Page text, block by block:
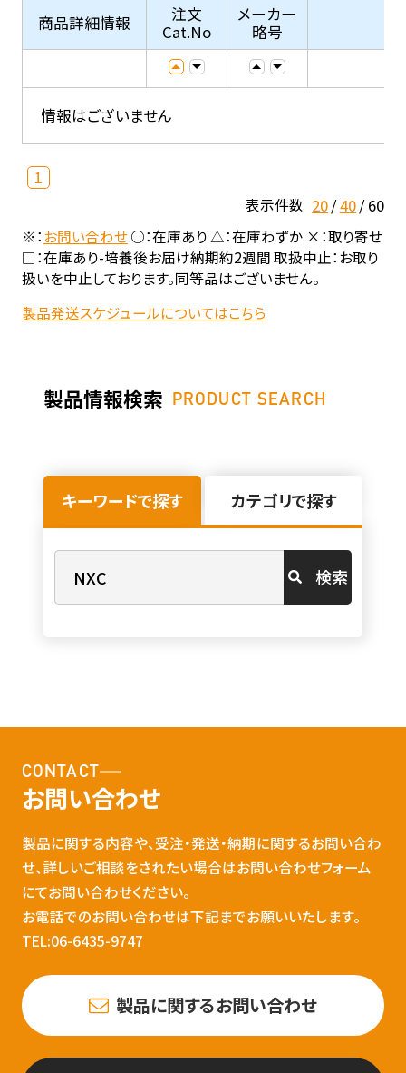
商品詳細情報
注文
Cat.No
メーカー
略号
情報はございません
1
表示件数 20 40 60
※：お問い合わせ○：在庫あり △：在庫わずか ×：取り寄せ
□：在庫あり-培養後お届け納期約2週間 取扱中止：お取り
扱いを中止しております。同等品はございません。
製品発送スケジュールについてはこちら
製品情報検索 PRODUCT SEARCH
キーワードで探す カテゴリで探す
検索
CONTACT
お問い合わせ
製品に関する内容や、受注・発送・納期に関するお問い合わ
せ、詳しいご相談をされたい場合はお問い合わせフォーム
にてお問い合わせください。
お電話でのお問い合わせは下記までお願いいたします。
TEL:06-6435-9747
製品に関するお問い合わせ